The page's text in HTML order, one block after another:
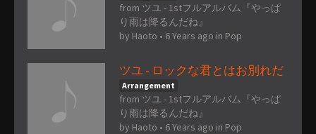
from ツユ - 1stフルアルバム『やっぱ
り雨は降るんだね』
by Haoto • 6 Years ago in Pop
ツユ - ロックな君とはお別れだ
Arrangement
from ツユ - 1stフルアルバム『やっぱ
り雨は降るんだね』
by Haoto • 6 Years ago in Pop